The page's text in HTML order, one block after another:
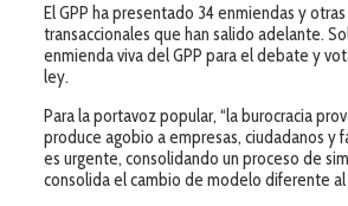
El GPP ha presentado 34 enmiendas y
transaccionales que han salido adelante.
enmienda viva del GPP para el debate y
ley.
Para la portavoz popular, “la burocracia
produce agobio a empresas, ciudadanos y
es urgente, consolidando un proceso de
consolida el cambio de modelo diferente al